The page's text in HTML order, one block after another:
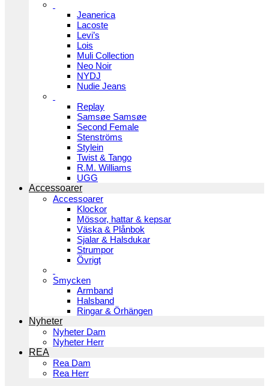
Jeanerica
Lacoste
Levi’s
Lois
Muli Collection
Neo Noir
NYDJ
Nudie Jeans
Replay
Samsøe Samsøe
Second Female
Stenströms
Stylein
Twist & Tango
R.M. Williams
UGG
Accessoarer
Accessoarer
Klockor
Mössor, hattar & kepsar
Väska & Plånbok
Sjalar & Halsdukar
Strumpor
Övrigt
Smycken
Armband
Halsband
Ringar & Örhängen
Nyheter
Nyheter Dam
Nyheter Herr
REA
Rea Dam
Rea Herr